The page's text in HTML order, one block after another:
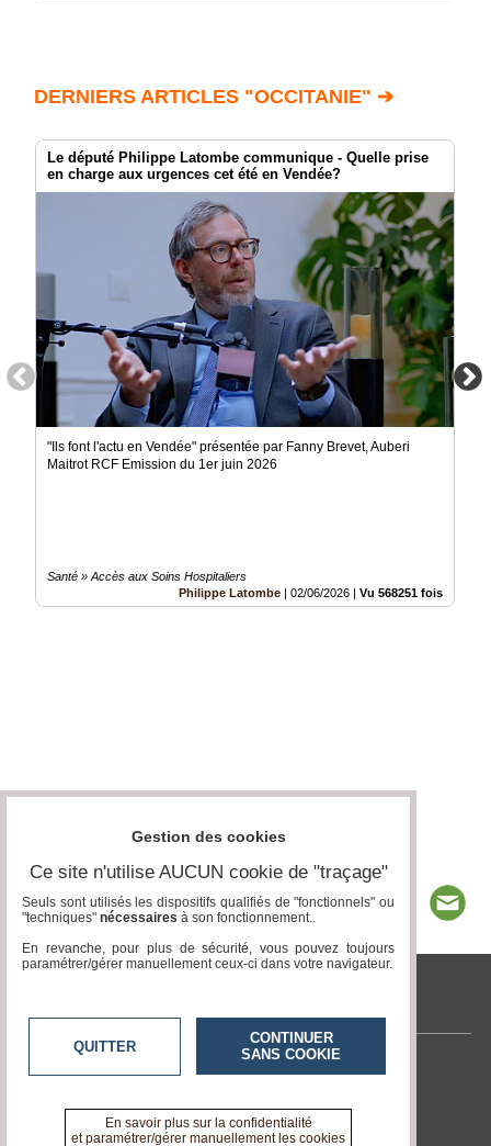
DERNIERS ARTICLES "OCCITANIE" ➔
Le député Philippe Latombe communique - Quelle prise
en charge aux urgences cet été en Vendée?
"Ils font l'actu en Vendée" présentée par Fanny Brevet, Auberi
Maitrot RCF Emission du 1er juin 2026
Santé » Accès aux Soins Hospitaliers
Philippe Latombe | 02/06/2026 | Vu 568251 fois
tvlocale.fr
Contactez-nous
A propos de tvlocale.fr
Gestion des cookies
Ce site n'utilise AUCUN cookie de "traçage"
Seuls sont utilisés les dispositifs qualifiés de "fonctionnels" ou
"techniques" nécessaires à son fonctionnement..
En revanche, pour plus de sécurité, vous pouvez toujours
paramétrer/gérer manuellement ceux-ci dans votre navigateur.
QUITTER
CONTINUER
SANS COOKIE
En savoir plus sur la confidentialité
et paramétrer/gérer manuellement les cookies